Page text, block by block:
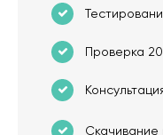
Проверка
Скачивание